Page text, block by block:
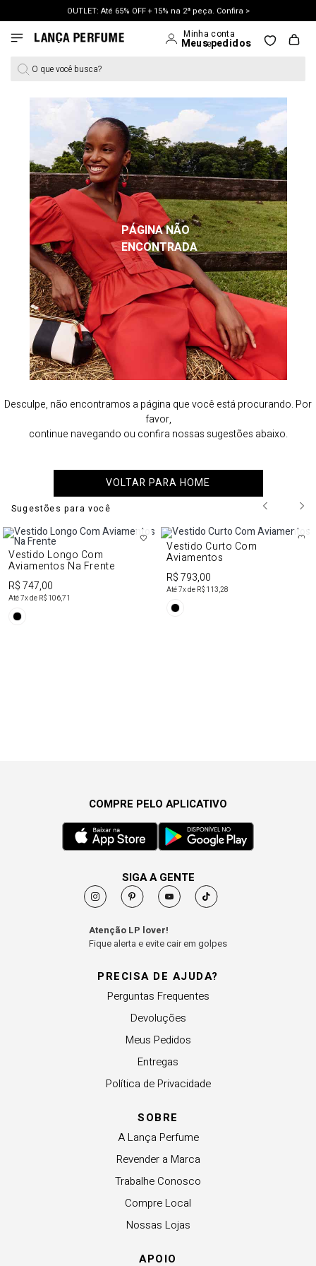
OUTLET: Até 65% OFF + 15% na 2ª peça. Confira >
LANÇAMENTO PRIMAVERA 27. Clique e aproveite.
O que você busca?
PÁGINA NÃO
ENCONTRADA
Desculpe, não encontramos a página que você está procurando. Por
favor,
continue navegando ou confira nossas sugestões abaixo.
VOLTAR PARA HOME
Sugestões para você
Vestido Longo Com
Aviamentos Na Frente
R$ 747,00
Até7x de R$ 106,71
Vestido Curto Com
Aviamentos
R$ 793,00
Até7x de R$ 113,28
PRECISA DE AJUDA?
Perguntas Frequentes
Devoluções
Meus Pedidos
Entregas
Política de Privacidade
SOBRE
A Lança Perfume
Revender a Marca
Trabalhe Conosco
Compre Local
Nossas Lojas
APOIO
COMPRE PELO APLICATIVO
SIGA A GENTE
Atenção LP lover!
Fique alerta e evite cair em golpes